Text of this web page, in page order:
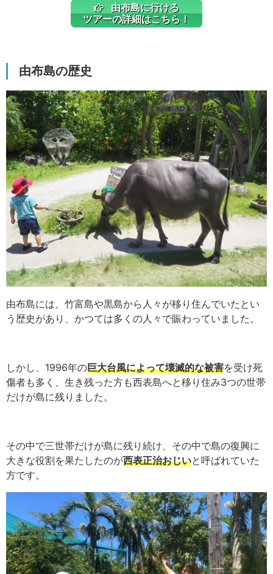
由布島に行ける
ツアーの詳細はこちら！
由布島の歴史
由布島には、竹富島や黒島から人々が移り住んでいたとい
う歴史があり、かつては多くの人々で賑わっていました。
しかし、1996年の巨大台風によって壊滅的な被害を受け死
傷者も多く、生き残った方も西表島へと移り住み3つの世帯
だけが島に残りました。
その中で三世帯だけが島に残り続け、その中で島の復興に
大きな役割を果たしたのが西表正治おじいと呼ばれていた
方です。